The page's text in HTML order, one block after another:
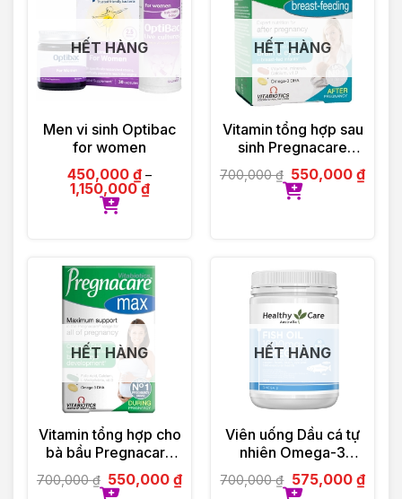
HẾT HÀNG
Men vi sinh Optibac
for women
450,000 ₫ –
1,150,000₫
HẾT HÀNG
Vitamin tổng hợp sau
sinh Pregnacare
Breast-feeding 84
viên Vitabiotics UK
700,000₫ 550,000₫
HẾT HÀNG
Vitamin tổng hợp cho
bà bầu Pregnacare
Max 84 viên
Vitabiotics UK
700,000₫ 550,000₫
HẾT HÀNG
Viên uống Dầu cá tự
nhiên Omega-3
1000mg 400 viên
700,000₫ 575,000 ₫